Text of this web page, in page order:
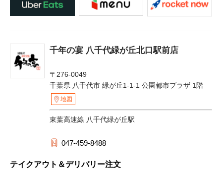
千年の宴 八千代緑が丘北口駅前店
〒276-0049
千葉県 八千代市 緑が丘1-1-1 公園都市プラザ 1階
地図
東葉高速線 八千代緑が丘駅
047-459-8488
テイクアウト＆デリバリー注文